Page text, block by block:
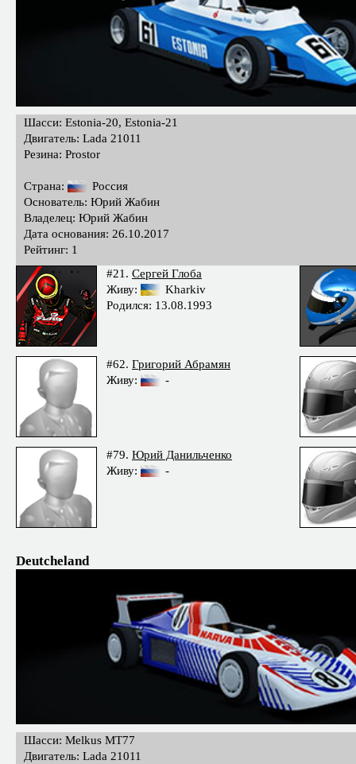
Шасси: Estonia-20, Estonia-21
Двигатель: Lada 21011
Резина: Prostor
Страна:
Россия
Основатель: Юрий Жабин
Владелец: Юрий Жабин
Дата основания: 26.10.2017
Рейтинг: 1
#21. Сергей Глоба
Живу:
Kharkiv
Родился: 13.08.1993
#62. Григорий Абрамян
Живу:
-
#79. Юрий Данильченко
Живу:
-
Deutcheland
Шасси: Melkus MT77
Двигатель: Lada 21011